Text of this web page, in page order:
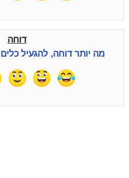
דוחה
מה יותר דוחה, להגעיל